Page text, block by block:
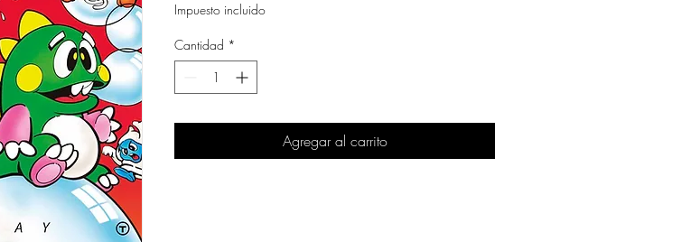
Impuesto incluido
Cantidad *
Agregar al carrito